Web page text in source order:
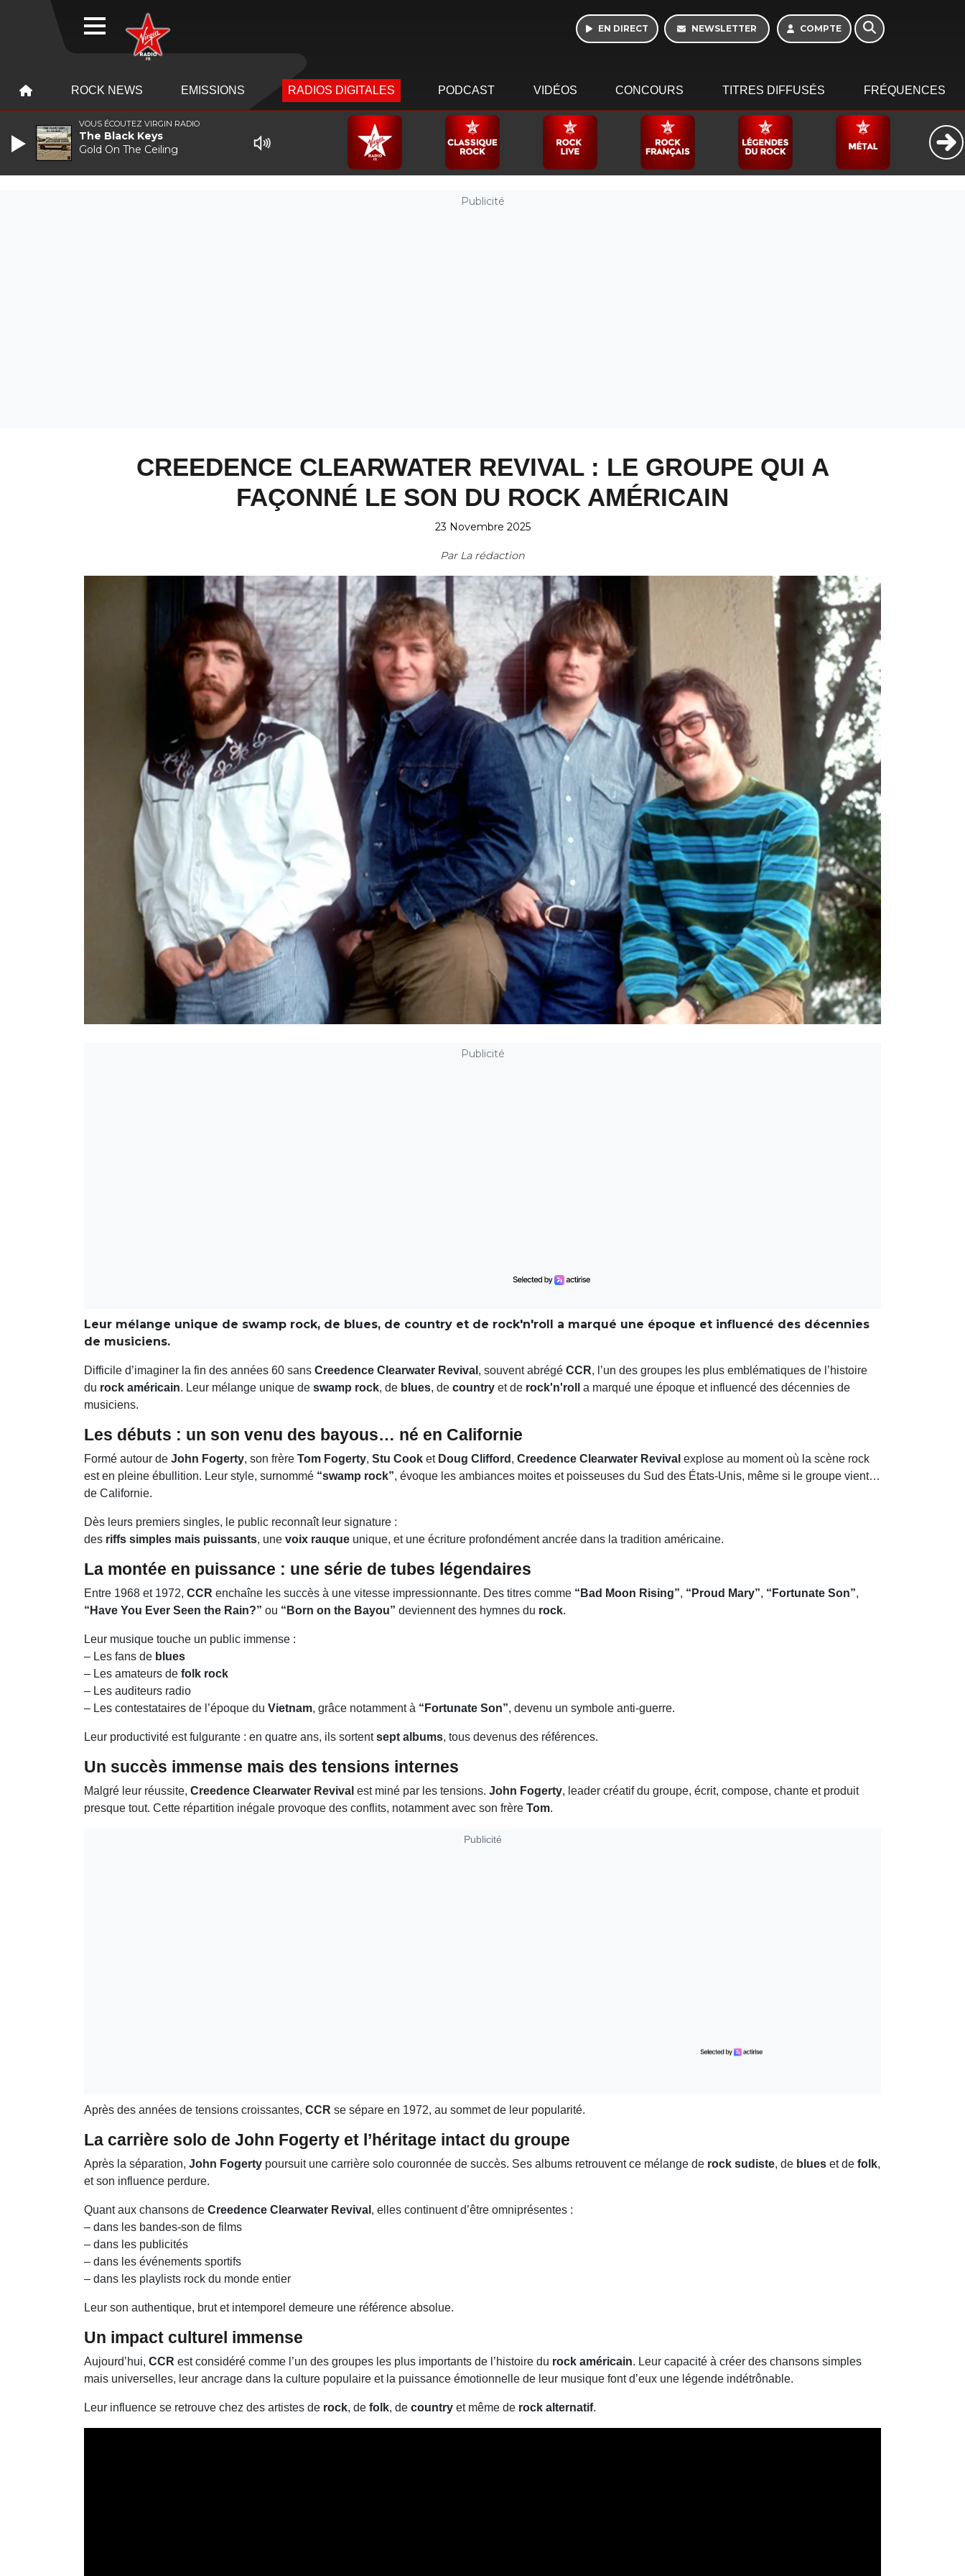
EN DIRECT NEWSLETTER COMPTE
ROCK NEWS EMISSIONS RADIOS DIGITALES PODCAST VIDÉOS CONCOURS TITRES DIFFUSÉS FRÉQUENCES
Publicité
CREEDENCE CLEARWATER REVIVAL : LE GROUPE QUI A
FAÇONNÉ LE SON DU ROCK AMÉRICAIN
23 Novembre 2025
Par La rédaction
Publicité
Leur mélange unique de swamp rock, de blues, de country et de rock'n'roll a marqué une époque et influencé des décennies
de musiciens.
Difficile d’imaginer la fin des années 60 sans Creedence Clearwater Revival , souvent abrégé CCR, l’un des groupes les plus emblématiques de l’histoire
du rock américain. Leur mélange unique de swamp rock, de blues, de country et de rock'n'roll
a marqué une époque et influencé des décennies de
musiciens.
Les débuts : un son venu des bayous… né en Californie
Formé autour de John Fogerty, son frère Tom Fogerty, Stu Cook et Doug Clifford , Creedence Clearwater Revival explose au moment où la scène rock
est en pleine ébullition. Leur style, surnommé “swamp rock”, évoque les ambiances moites et poisseuses du Sud des États-Unis, même si le groupe vient…
de Californie.
Dès leurs premiers singles, le public reconnaît leur signature :
des riffs simples mais puissants, une voix rauque unique, et une écriture profondément ancrée dans la tradition américaine.
La montée en puissance : une série de tubes légendaires
Entre 1968 et 1972, CCR enchaîne les succès à une vitesse impressionnante. Des titres comme “Bad Moon Rising”, “Proud Mary”, “Fortunate Son”,
“Have You Ever Seen the Rain?” ou “Born on the Bayou” deviennent des hymnes du rock.
Leur musique touche un public immense :
– Les fans de blues
– Les amateurs de folk rock
– Les auditeurs radio
– Les contestataires de l’époque du Vietnam, grâce notamment à “Fortunate Son”, devenu un symbole anti-guerre.
Leur productivité est fulgurante : en quatre ans, ils sortentsept albums, tous devenus des références.
Un succès immense mais des tensions internes
Malgré leur réussite, Creedence Clearwater Revival est miné par les tensions. John Fogerty, leader créatif du groupe, écrit, compose, chante et produit
presque tout. Cette répartition inégale provoque des conflits, notamment avec son frère Tom.
Publicité
Après des années de tensions croissantes, CCR se sépare en 1972, au sommet de leur popularité.
La carrière solo de John Fogerty et l’héritage intact du groupe
Après la séparation, John Fogerty poursuit une carrière solo couronnée de succès. Ses albums retrouvent ce mélange de rock sudiste, de blues et de folk,
et son influence perdure.
Quant aux chansons de Creedence Clearwater Revival , elles continuent d’être omniprésentes :
– dans les bandes-son de films
– dans les publicités
– dans les événements sportifs
– dans les playlists rock du monde entier
Leur son authentique, brut et intemporel demeure une référence absolue.
Un impact culturel immense
Aujourd’hui, CCR est considéré comme l’un des groupes les plus importants de l’histoire du rock américain. Leur capacité à créer des chansons simples
mais universelles, leur ancrage dans la culture populaire et la puissance émotionnelle de leur musique font d’eux une légende indétrônable.
Leur influence se retrouve chez des artistes de rock, de folk, de country et même de rock alternatif.
VOUS ÉCOUTEZ VIRGIN RADIO
The Black Keys
Gold On The Ceiling
WEBRADIO